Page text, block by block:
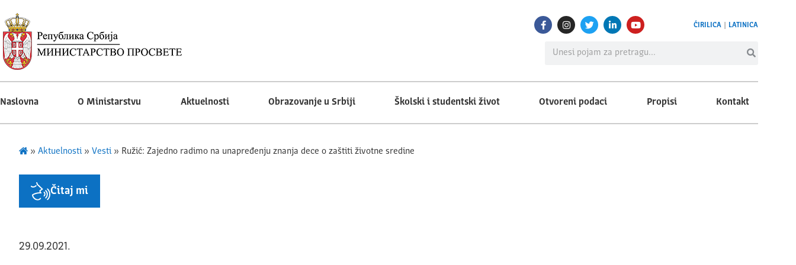
ĆIRILICA LATINICA
Naslovna O Ministarstvu Aktuelnosti Obrazovanje u Srbiji Školski i studentski život Otvoreni podaci Propisi Kontakt
» Aktuelnosti» Vesti» Ružić: Zajedno radimo na unapređenju znanja dece o zaštiti životne sredine
Čitaj mi
29.09.2021.